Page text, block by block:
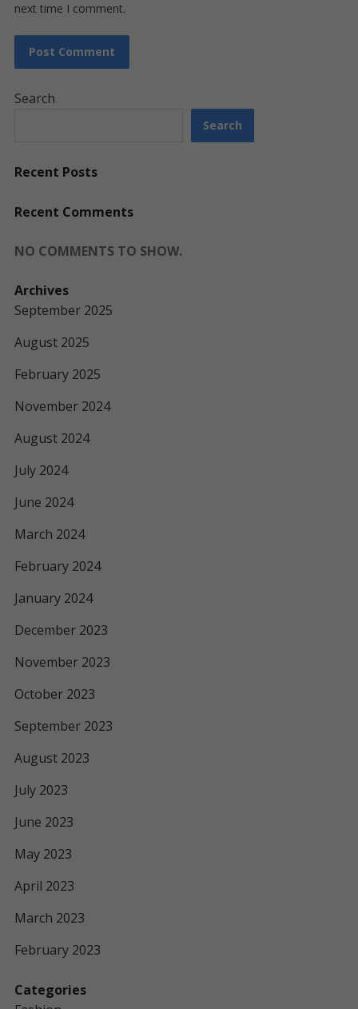
next time I comment.
Search
Search
Recent Posts
Recent Comments
NO COMMENTS TO SHOW.
Archives
September 2025
August 2025
February 2025
November 2024
August 2024
July 2024
June 2024
March 2024
February 2024
January 2024
December 2023
November 2023
October 2023
September 2023
August 2023
July 2023
June 2023
May 2023
April 2023
March 2023
February 2023
Categories